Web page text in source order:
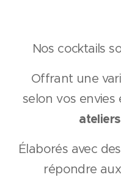
Nos cocktails
Offrant une
selon vos envies
Élaborés avec des
répondre